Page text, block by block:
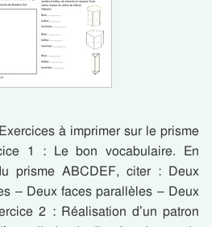
à imprimer sur le prisme
1 : Le bon vocabulaire. En
prisme ABCDEF, citer : Deux
– Deux faces parallèles – Deux
2 : Réalisation d’un patron